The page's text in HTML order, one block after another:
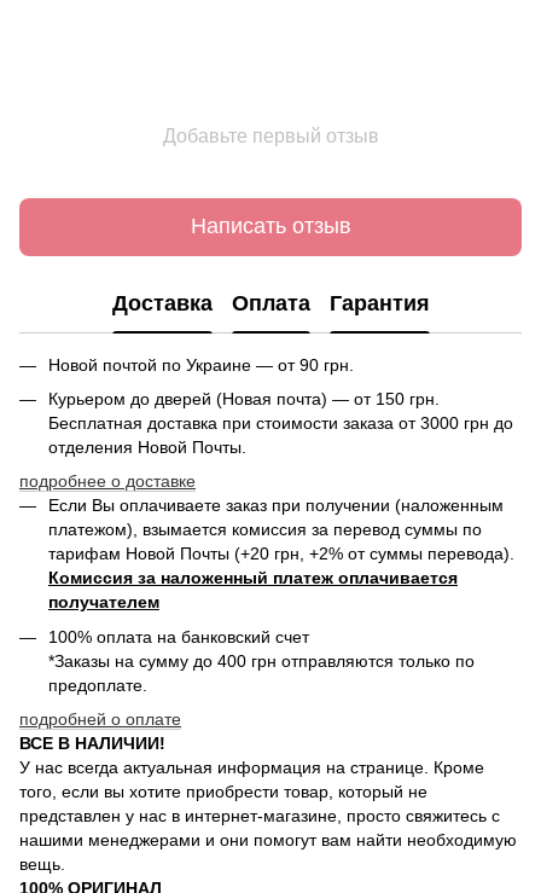
Добавьте первый отзыв
Написать отзыв
Доставка Оплата Гарантия
Новой почтой по Украине — от 90 грн.
Курьером до дверей (Новая почта) — от 150 грн.
Бесплатная доставка при стоимости заказа от 3000 грн до
отделения Новой Почты.
подробнее о доставке
Если Вы оплачиваете заказ при получении (наложенным
платежом), взымается комиссия за перевод суммы по
тарифам Новой Почты (+20 грн, +2% от суммы перевода).
Комиссия за наложенный платеж оплачивается
получателем
100% оплата на банковский счет
*Заказы на сумму до 400 грн отправляются только по
предоплате.
подробней о оплате
ВСЕ В НАЛИЧИИ!
У нас всегда актуальная информация на странице. Кроме
того, если вы хотите приобрести товар, который не
представлен у нас в интернет-магазине, просто свяжитесь с
нашими менеджерами и они помогут вам найти необходимую
вещь.
100% ОРИГИНАЛ